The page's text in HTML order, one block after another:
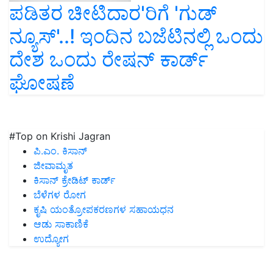
ಪಡಿತರ ಚೀಟಿದಾರ'ರಿಗೆ 'ಗುಡ್
ನ್ಯೂಸ್'..! ಇಂದಿನ ಬಜೆಟಿನಲ್ಲಿ ಒಂದು
ದೇಶ ಒಂದು ರೇಷನ್ ಕಾರ್ಡ್
ಘೋಷಣೆ
#Top on Krishi Jagran
ಪಿ.ಎಂ. ಕಿಸಾನ್
ಜೀವಾಮೃತ
ಕಿಸಾನ್ ಕ್ರೇಡಿಟ್ ಕಾರ್ಡ್
ಬೆಳೆಗಳ ರೋಗ
ಕೃಷಿ ಯಂತ್ರೋಪಕರಣಗಳ ಸಹಾಯಧನ
ಆಡು ಸಾಕಾಣಿಕೆ
ಉದ್ಯೋಗ